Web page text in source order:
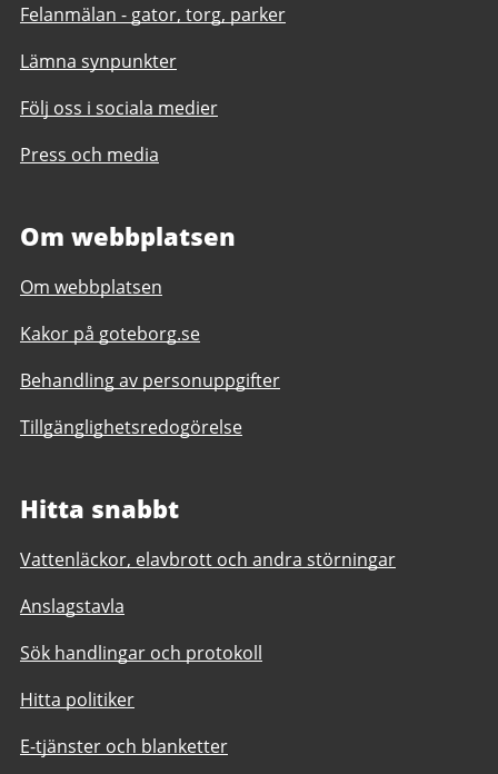
Felanmälan - gator, torg, parker
Lämna synpunkter
Följ oss i sociala medier
Press och media
Om webbplatsen
Om webbplatsen
Kakor på goteborg.se
Behandling av personuppgifter
Tillgänglighetsredogörelse
Hitta snabbt
Vattenläckor, elavbrott och andra störningar
Anslagstavla
Sök handlingar och protokoll
Hitta politiker
E-tjänster och blanketter